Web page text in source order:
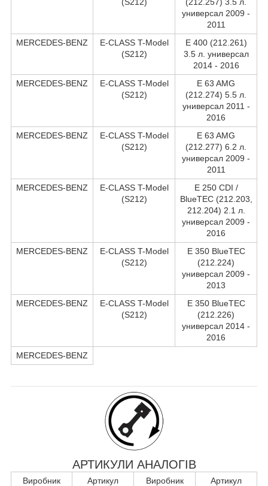
универсал 2009 -
2011
MERCEDES-BENZ
E-CLASS T-Model
(S212)
E 400 (212.261)
3.5 л. универсал
2014 - 2016
MERCEDES-BENZ
E-CLASS T-Model
(S212)
E 63 AMG
(212.274) 5.5 л.
универсал 2011 -
2016
MERCEDES-BENZ
E-CLASS T-Model
(S212)
E 63 AMG
(212.277) 6.2 л.
универсал 2009 -
2011
MERCEDES-BENZ
E-CLASS T-Model
(S212)
E 250 CDI /
BlueTEC (212.203,
212.204) 2.1 л.
универсал 2009 -
2016
MERCEDES-BENZ
E-CLASS T-Model
(S212)
E 350 BlueTEC
(212.224)
универсал 2009 -
2013
MERCEDES-BENZ
E-CLASS T-Model
(S212)
E 350 BlueTEC
(212.226)
универсал 2014 -
2016
MERCEDES-BENZ
АРТИКУЛИ АНАЛОГІВ
Виробник Артикул Виробник
Артикул